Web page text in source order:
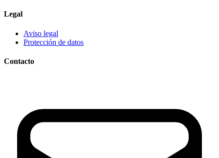
Legal
Aviso legal
Protección de datos
Contacto